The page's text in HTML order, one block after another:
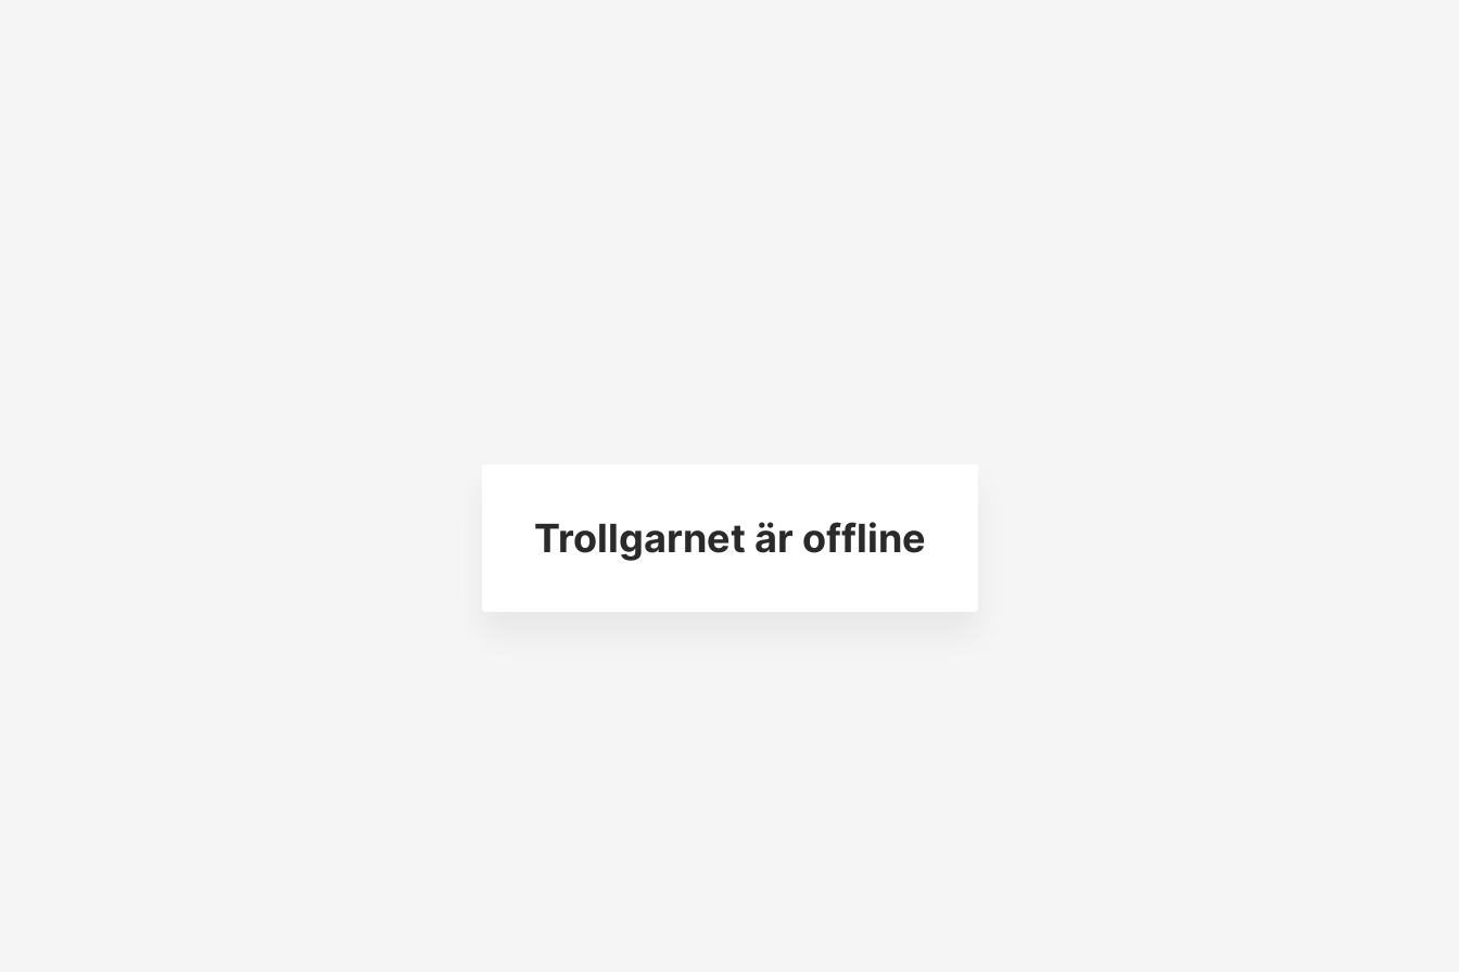
Trollgarnet är offline